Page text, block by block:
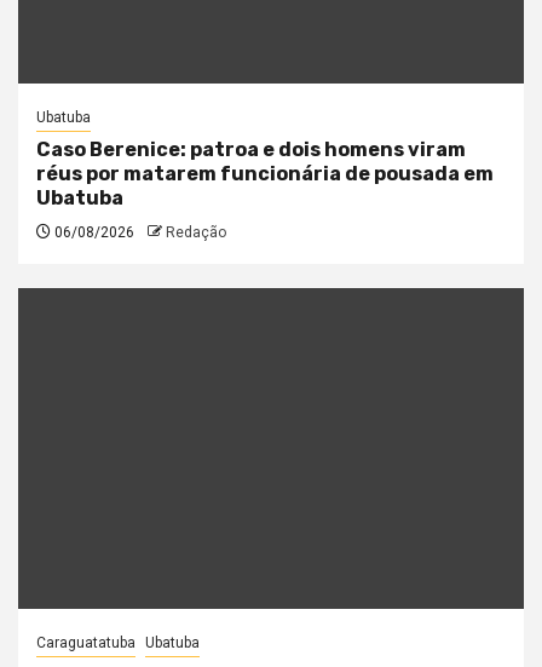
Ubatuba
Caso Berenice: patroa e dois homens viram
réus por matarem funcionária de pousada em
Ubatuba
06/08/2026 Redação
Caraguatatuba Ubatuba